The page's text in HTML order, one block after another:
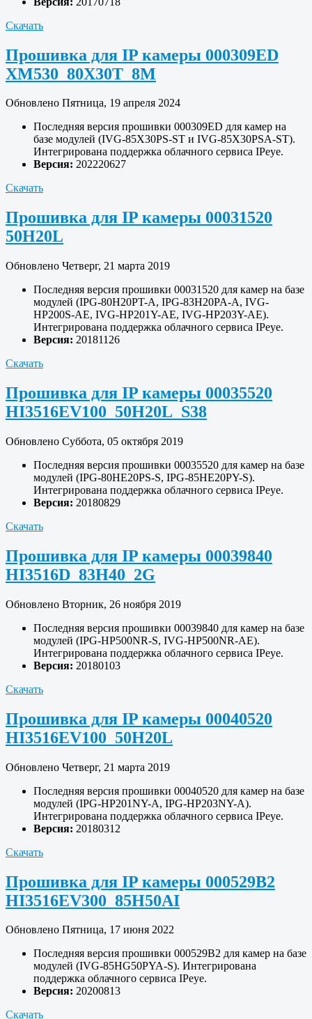
Скачать
Прошивка для IP камеры 000309ED
XM530_80X30T_8M
Обновлено Пятница, 19 апреля 2024
Последняя версия прошивки 000309ED для камер на
базе модулей (IVG-85X30PS-ST и IVG-85X30PSA-ST).
Интегрирована поддержка облачного сервиса IPeye.
Версия: 202220627
Скачать
Прошивка для IP камеры 00031520
50H20L
Обновлено Четверг, 21 марта 2019
Последняя версия прошивки 00031520 для камер на базе
модулей (IPG-80H20PT-A, IPG-83H20PA-A, IVG-
HP200S-AE, IVG-HP201Y-AE, IVG-HP203Y-AE).
Интегрирована поддержка облачного сервиса IPeye.
Версия: 20181126
Скачать
Прошивка для IP камеры 00035520
HI3516EV100_50H20L_S38
Обновлено Суббота, 05 октября 2019
Последняя версия прошивки 00035520 для камер на базе
модулей (IPG-80HE20PS-S, IPG-85HE20PY-S).
Интегрирована поддержка облачного сервиса IPeye.
Версия: 20180829
Скачать
Прошивка для IP камеры 00039840
HI3516D_83H40_2G
Обновлено Вторник, 26 ноября 2019
Последняя версия прошивки 00039840 для камер на базе
модулей (IPG-HP500NR-S, IVG-HP500NR-AE).
Интегрирована поддержка облачного сервиса IPeye.
Версия: 20180103
Скачать
Прошивка для IP камеры 00040520
HI3516EV100_50H20L
Обновлено Четверг, 21 марта 2019
Последняя версия прошивки 00040520 для камер на базе
модулей (IPG-HP201NY-A, IPG-HP203NY-A).
Интегрирована поддержка облачного сервиса IPeye.
Версия: 20180312
Скачать
Прошивка для IP камеры 000529B2
HI3516EV300_85H50AI
Обновлено Пятница, 17 июня 2022
Последняя версия прошивки 000529B2 для камер на базе
модулей (IVG-85HG50PYA-S). Интегрирована
поддержка облачного сервиса IPeye.
Версия: 20200813
Скачать